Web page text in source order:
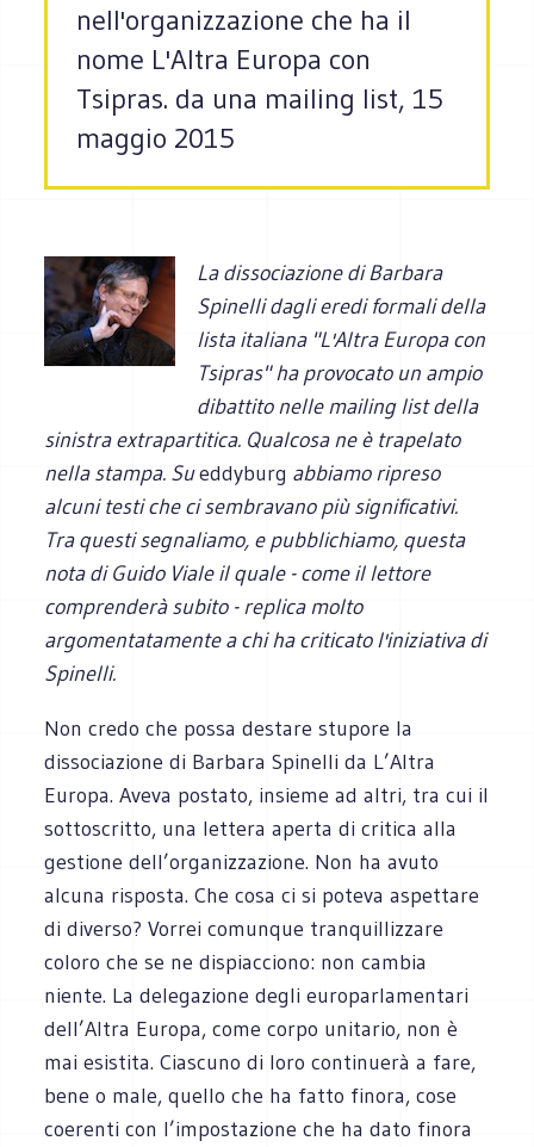
nell'organizzazione che ha il
nome L'Altra Europa con
Tsipras. da una mailing list, 15
maggio 2015
La dissociazione di Barbara
Spinelli dagli eredi formali della
lista italiana "L'Altra Europa con
Tsipras" ha provocato un ampio
dibattito nelle mailing list della
sinistra extrapartitica. Qualcosa ne è trapelato
nella stampa. Sueddyburg abbiamo ripreso
alcuni testi che ci sembravano più significativi.
Tra questi segnaliamo, e pubblichiamo, questa
nota di Guido Viale il quale - come il lettore
comprenderà subito - replica molto
argomentatamente a chi ha criticato l'iniziativa di
Spinelli.
Non credo che possa destare stupore la
dissociazione di Barbara Spinelli da L’Altra
Europa. Aveva postato, insieme ad altri, tra cui il
sottoscritto, una lettera aperta di critica alla
gestione dell’organizzazione. Non ha avuto
alcuna risposta. Che cosa ci si poteva aspettare
di diverso? Vorrei comunque tranquillizzare
coloro che se ne dispiacciono: non cambia
niente. La delegazione degli europarlamentari
dell’Altra Europa, come corpo unitario, non è
mai esistita. Ciascuno di loro continuerà a fare,
bene o male, quello che ha fatto finora, cose
coerenti con l’impostazione che ha dato finora